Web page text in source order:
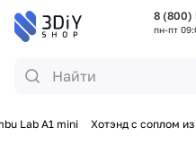
8 (800)
пн-пт
Lab A1 mini Хотэнд с соплом